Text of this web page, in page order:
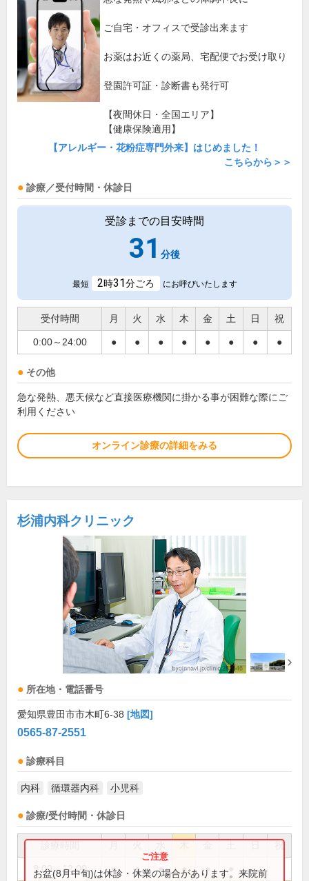
ご自宅・オフィスで受診出来ます
お薬はお近くの薬局、宅配便でお受け取り
登園許可証・診断書も発行可
【夜間休日・全国エリア】
【健康保険適用】
【アレルギー・花粉症専門外来】はじめました！
こちらから＞＞
診療／受付時間・休診日
受診までの目安時間
31 分後
最短 2時31分ごろ にお呼びいたします
受付時間 月 火 水 木 金 土 日 祝
0:00～24:00 ● ● ● ● ● ● ● ●
その他
急な発熱、悪天候など直接医療機関に掛かる事が困難な際にご
利用ください
オンライン診療の詳細をみる
杉浦内科クリニック
所在地・電話番号
愛知県豊田市市木町6-38 [地図]
0565-87-2551
診療科目
内科 循環器内科 小児科
診療/受付時間・休診日
祝
9:00～12:00 ● ● ● ● ●
お盆(8月中旬)は休診・休業の場合があります。来院前